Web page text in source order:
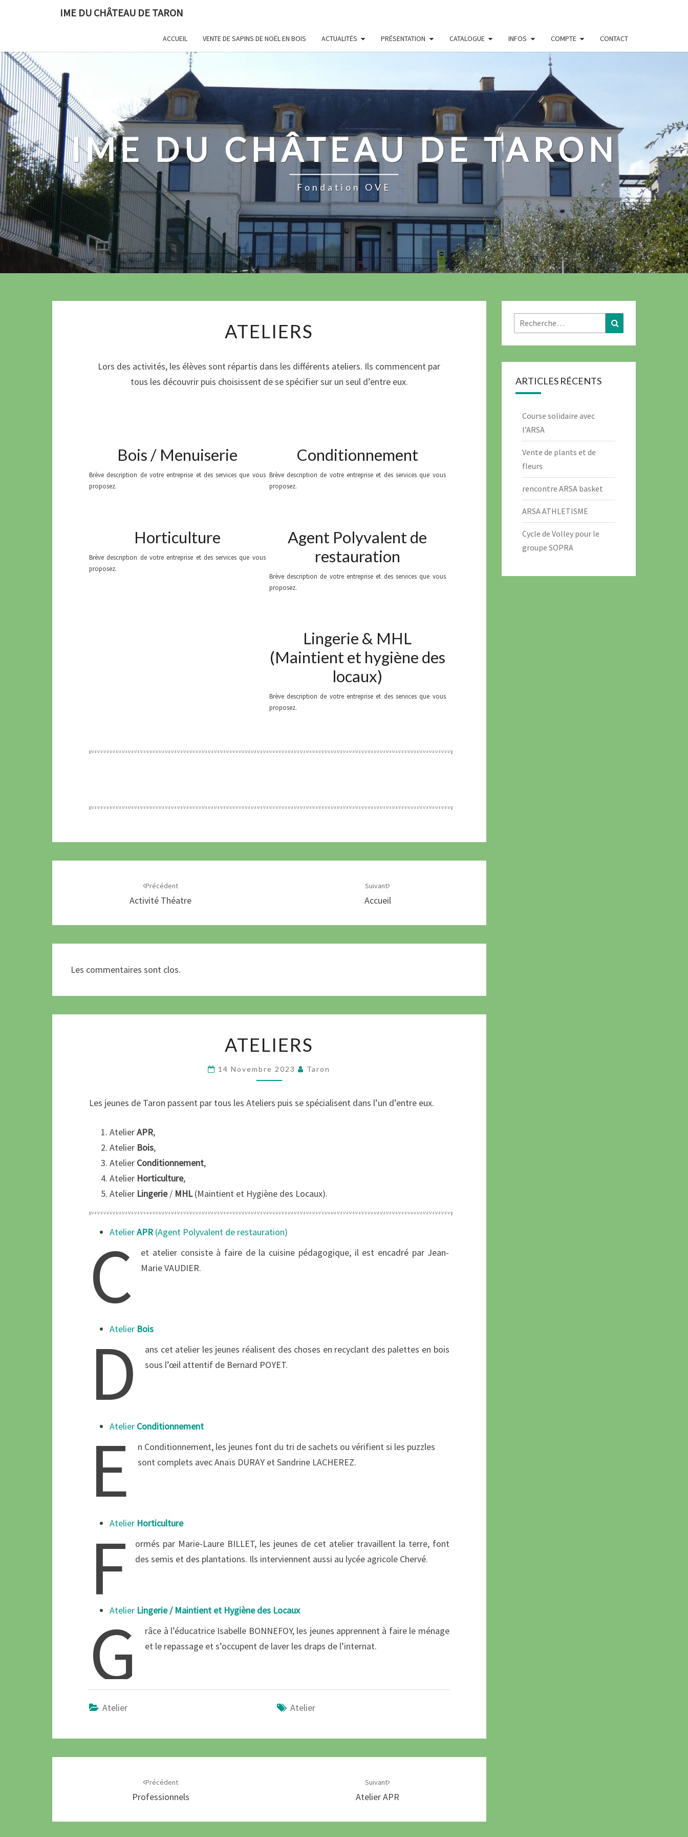
IME DU CHÂTEAU DE TARON
ACCUEIL VENTE DE SAPINS DE NOËL EN BOIS ACTUALITÉS PRÉSENTATION CATALOGUE INFOS COMPTE CONTACT
IME DU CHÂTEAU DE TARON
Fondation OVE
ATELIERS
Lors des activités, les élèves sont répartis dans les différents ateliers. Ils commencent par
tous les découvrir puis choisissent de se spécifier sur un seul d’entre eux.
Bois / Menuiserie
Brève description de votre entreprise et des services que vous
proposez.
Conditionnement
Brève description de votre entreprise et des services que vous
proposez.
Horticulture
Brève description de votre entreprise et des services que vous
proposez.
Agent Polyvalent de
restauration
Brève description de votre entreprise et des services que vous
proposez.
Lingerie & MHL
(Maintient et hygiène des
locaux)
Brève description de votre entreprise et des services que vous
proposez.
Précédent
Activité Théatre
Suivant
Accueil
Les commentaires sont clos.
ATELIERS
14 Novembre 2023 Taron
Les jeunes de Taron passent par tous les Ateliers puis se spécialisent dans l’un d’entre eux.
AtelierAPR,
Atelier Bois,
Atelier Conditionnement,
Atelier Horticulture,
Atelier Lingerie/ MHL(Maintient et Hygiène des Locaux).
AtelierAPR (Agent Polyvalent de restauration)
C
et atelier consiste à faire de la cuisine pédagogique, il est encadré par Jean-
Marie VAUDIER.
Atelier Bois
D
ans cet atelier les jeunes réalisent des choses en recyclant des palettes en bois
sous l’œil attentif de Bernard POYET.
Atelier Conditionnement
E
n Conditionnement, les jeunes font du tri de sachets ou vérifient si les puzzles
sont complets avec Anaïs DURAY et Sandrine LACHEREZ.
Atelier Horticulture
F
ormés par Marie-Laure BILLET, les jeunes de cet atelier travaillent la terre, font
des semis et des plantations. Ils interviennent aussi au lycée agricole Chervé.
Atelier Lingerie / Maintient et Hygiène des Locaux
G
râce à l’éducatrice Isabelle BONNEFOY, les jeunes apprennent à faire le ménage
et le repassage et s’occupent de laver les draps de l’internat.
Atelier Atelier
Précédent
Professionnels
Suivant
Atelier APR
ARTICLES RÉCENTS
Course solidaire avec
l’ARSA
Vente de plants et de
fleurs
rencontre ARSA basket
ARSA ATHLETISME
Cycle de Volley pour le
groupe SOPRA